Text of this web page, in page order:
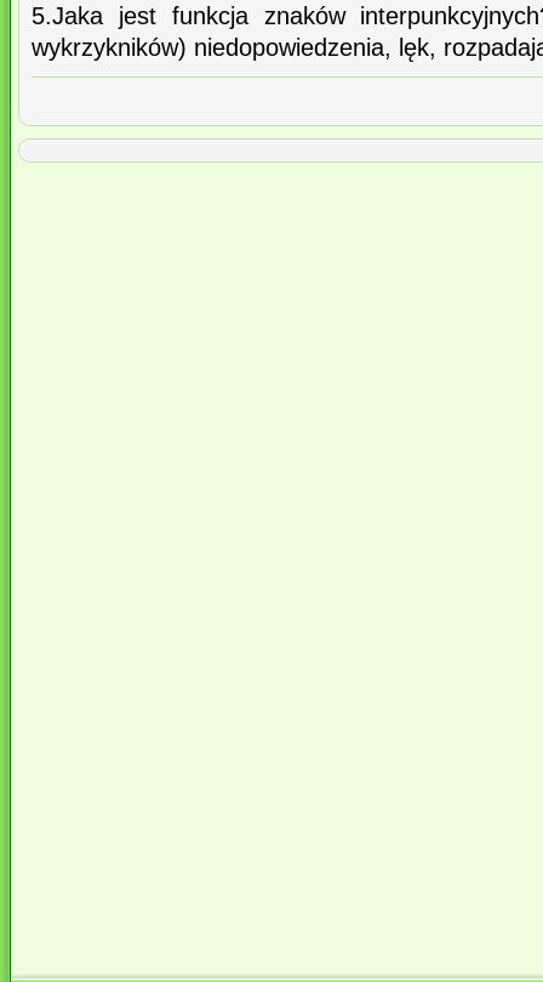
5.Jaka jest funkcja znaków
wykrzykników) niedopowiedzenia, lęk,